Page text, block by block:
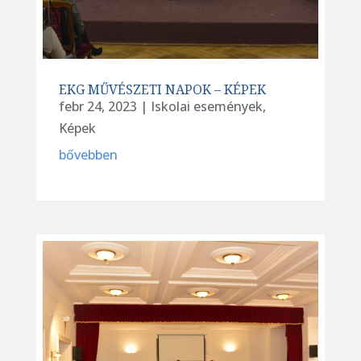
EKG MŰVÉSZETI NAPOK – KÉPEK
febr 24, 2023 | Iskolai események,
Képek
bővebben